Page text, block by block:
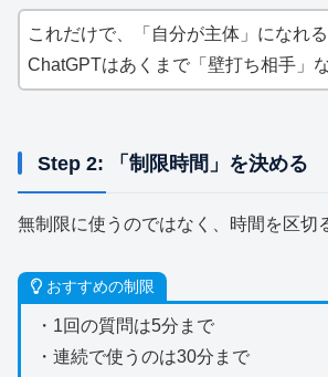
これだけで、「自分が主体」になれる
ChatGPTはあくまで「壁打ち相手」
Step 2: 「制限時間」を決める
無制限に使うのではなく、時間を区切
おすすめの制限
・1回の質問は5分まで
・連続で使うのは30分まで